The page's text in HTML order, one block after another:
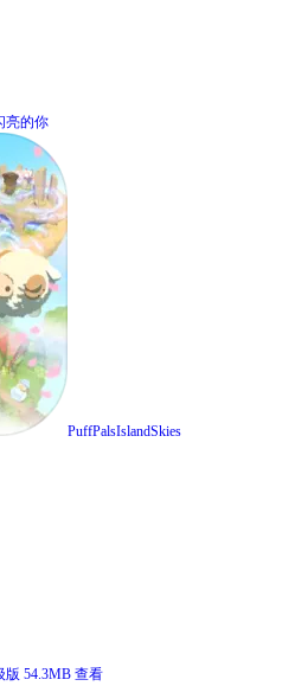
亮的你
PuffPalsIslandSkies
版 54.3MB 查看